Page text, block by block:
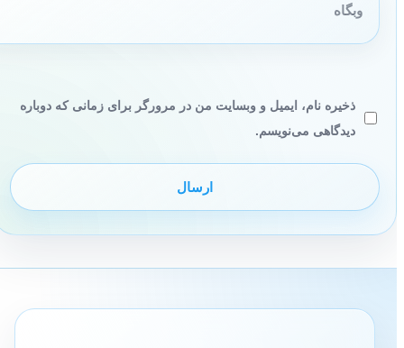
ذخیره نام، ایمیل و وبسایت من در مرورگر برای زمانی که دوباره
دیدگاهی می‌نویسم.